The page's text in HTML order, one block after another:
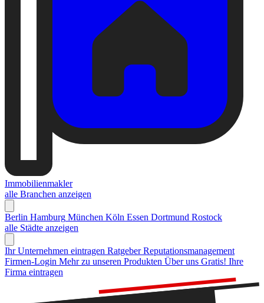
Immobilienmakler
alle Branchen anzeigen
Berlin Hamburg München Köln Essen Dortmund Rostock
alle Städte anzeigen
Ihr Unternehmen eintragen Ratgeber Reputationsmanagement
Firmen-Login Mehr zu unseren Produkten Über uns Gratis! Ihre
Firma eintragen